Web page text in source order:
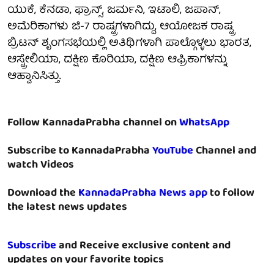
ಯುಕೆ, ಕೆನಡಾ, ಫ್ರಾನ್ಸ್, ಜರ್ಮನಿ, ಇಟಾಲಿ, ಜಪಾನ್,
ಅಮೆರಿಕಾಗಳು ಜಿ-7 ರಾಷ್ಟ್ರಗಳಾಗಿದ್ದು, ಆಯೋಜಕ ರಾಷ್ಟ್ರ
ಬ್ರಿಟನ್ ಶೃಂಗಸಭೆಯಲ್ಲಿ ಅತಿಥಿಗಳಾಗಿ ಪಾಲ್ಗೊಳ್ಳಲು ಭಾರತ,
ಆಸ್ಟ್ರೇಲಿಯಾ, ದಕ್ಷಿಣ ಕೊರಿಯಾ, ದಕ್ಷಿಣ ಆಫ್ರಿಕಾಗಳನ್ನು
ಆಹ್ವಾನಿಸಿತ್ತು.
Follow KannadaPrabha channel onWhatsApp
Subscribe to KannadaPrabhaYouTubeChannel and
watch Videos
Download theKannadaPrabha News appto follow
the latest news updates
Subscribeand Receive exclusive content and